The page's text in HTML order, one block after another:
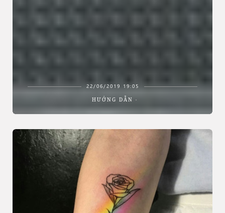
22/06/2019 19:05
HƯỚNG DẪN